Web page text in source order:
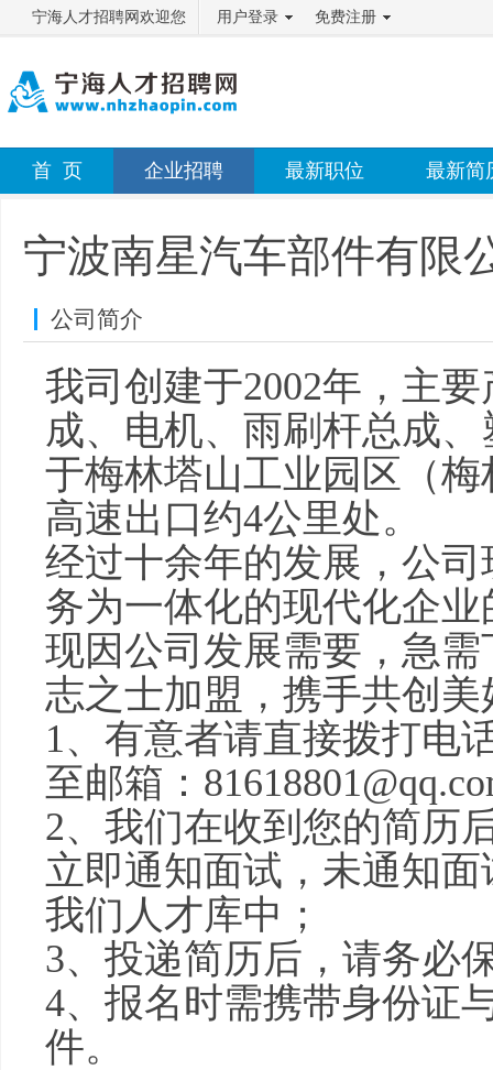
宁海人才招聘网欢迎您 用户登录 免费注册
首 页 企业招聘 最新职位 最新简
宁波南星汽车部件有限
公司简介
我司创建于2002年，主
成、电机、雨刷杆总成
于梅林塔山工业园区（
高速出口约4公里处。
经过十余年的发展，公
务为一体化的现代化企
现因公司发展需要，急
志之士加盟，携手共创美
1、有意者请直接拨打电
至邮箱：
2、我们在收到您的简历
立即通知面试，未通知
我们人才库中；
3、投递简历后，请务必
4、报名时需携带身份证
件。